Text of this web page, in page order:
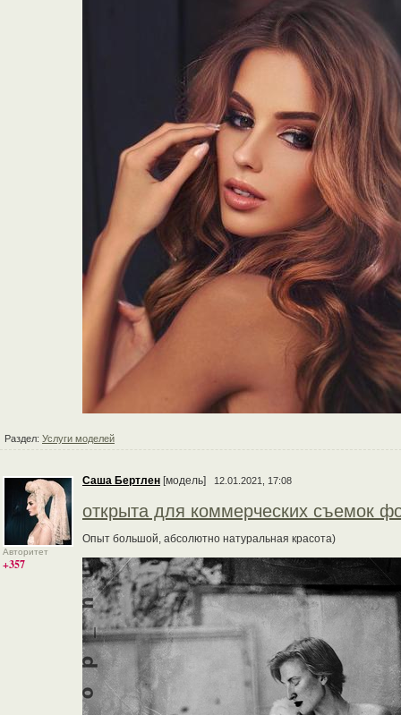
Раздел: Услуги моделей
Авторитет
+357
Cаша Бертлен [модель] 12.01.2021, 17:08
открыта для коммерческих съемок
Опыт большой, абсолютно натуральная красота)